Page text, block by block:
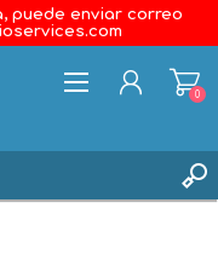
puede enviar correo
0